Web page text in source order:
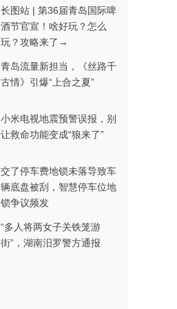
长图站 | 第36届青岛国际啤
酒节官宣！啥好玩？怎么
玩？攻略来了→
青岛流量新担当，《丝路千
古情》引爆“上合之夏”
小米电视地震预警误报，别
让救命功能变成“狼来了”
交了停车费地锁未落导致车
辆底盘被刮，智慧停车位地
锁争议频发
“多人将两女子关铁笼游
街”，湖南汨罗警方通报